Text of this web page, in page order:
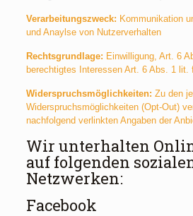
Verarbeitungszweck: Kommunikation
und Anaylse von Nutzerverhalten
Rechtsgrundlage: Einwilligung, Art. 6
berechtigtes Interessen Art. 6 Abs. 1 lit.
Widerspruchsmöglichkeiten: Zu den
Widerspruchsmöglichkeiten (Opt-Out)
nachfolgend verlinkten Angaben der
Wir unterhalten
auf folgenden
Netzwerken:
Facebook